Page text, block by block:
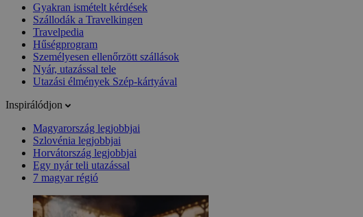
Gyakran ismételt kérdések
Szállodák a Travelkingen
Travelpedia
Hűségprogram
Személyesen ellenőrzött szállások
Nyár, utazással tele
Utazási élmények Szép-kártyával
Inspirálódjon
Magyarország legjobbjai
Szlovénia legjobbjai
Horvátország legjobbjai
Egy nyár teli utazással
7 magyar régió